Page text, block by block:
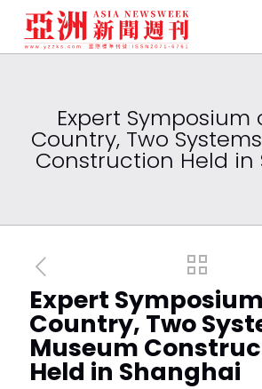
Expert Symposium
Country, Two
Construction Held in
Expert
Country, Two
Museum
Held in Shanghai